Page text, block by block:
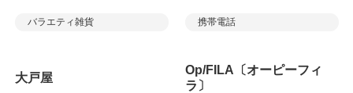
バラエティ雑貨 携帯電話
大戸屋
Op/FILA〔オーピーフィ
ラ〕